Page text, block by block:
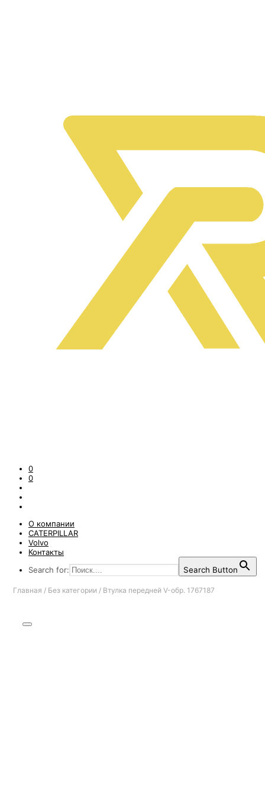
0
0
О компании
CATERPILLAR
Volvo
Контакты
Search for:
Search Button
Главная / Без категории / Втулка передней V-обр. 1767187